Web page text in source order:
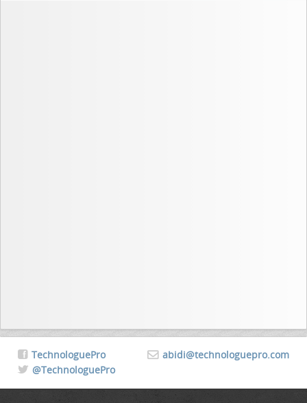
abidi@technologuepro.com
TechnologuePro
@TechnologuePro